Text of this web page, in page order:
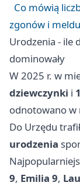
Co mówią
zgonów i
Urodzenia - ile
dominowały
W 2025 r. w
dziewczynki i
odnotowano w
Do Urzędu
urodzenia
9, Emilia 9,